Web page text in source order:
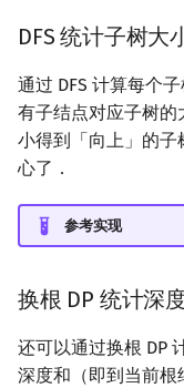
DFS 统计子树大
通过 DFS 计算每个
有子结点对应子树
小得到「向上」的
心了．
参考实现
换根 DP 统计深
还可以通过换根 DP
深度和（即到当前